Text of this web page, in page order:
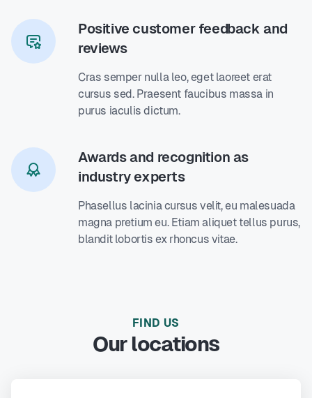
Positive customer feedback and
reviews
Cras semper nulla leo, eget laoreet erat
cursus sed. Praesent faucibus massa in
purus iaculis dictum.
Awards and recognition as
industry experts
Phasellus lacinia cursus velit, eu malesuada
magna pretium eu. Etiam aliquet tellus purus,
blandit lobortis ex rhoncus vitae.
FIND US
Our locations